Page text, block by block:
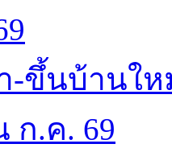
-ขึ้นบ้านใ
ก.ค. 69